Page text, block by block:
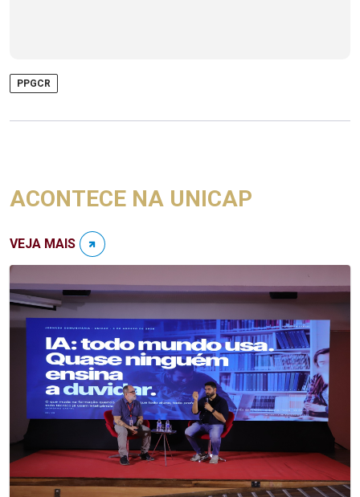
PPGCR
ACONTECE NA UNICAP
VEJA MAIS